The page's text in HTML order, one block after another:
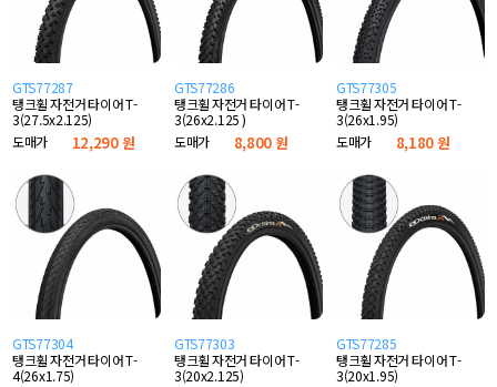
GTS77287
탱크휠 자전거 타이어 T-
3(27.5x2.125)
도매가
12,290 원
GTS77286
탱크휠 자전거 타이어 T-
3(26x2.125 )
도매가
8,800 원
GTS77305
탱크휠 자전거 타이어 T-
3(26x1.95)
도매가
8,180 원
GTS77304
탱크휠 자전거 타이어 T-
4(26x1.75)
GTS77303
탱크휠 자전거 타이어 T-
3(20x2.125)
GTS77285
탱크휠 자전거 타이어 T-
3(20x1.95)